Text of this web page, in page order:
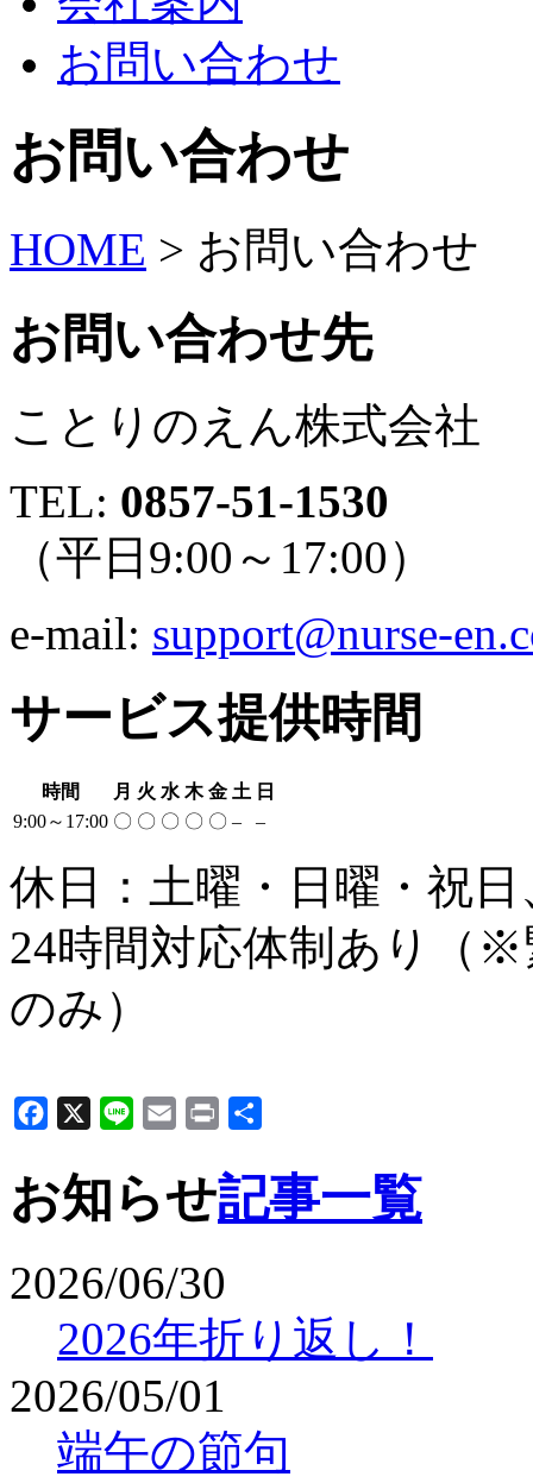
お問い合わせ
お問い合わせ
HOME > お問い合わせ
お問い合わせ先
ことりのえん株式会社
TEL: 0857-51-1530
（平日9:00～17:00）
e-mail: support@nurse-
サービス提供時間
時間 月 火 水 木 金 土 日
9:00～17:00 〇 〇 〇 〇 〇 – –
休日：土曜・日曜・祝
24時間対応体制あり
（
のみ）
Facebook
X Line Email Print
お知らせ記事一覧
2026/06/30
2026年折り返し！
2026/05/01
端午の節句